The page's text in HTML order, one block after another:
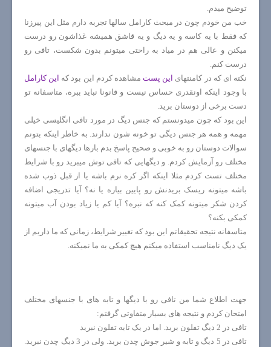
توضیح میدم.
خب من خودم چون در مبحث کارامل سالها تجربه دارم مثل این پیرزنا
که فقط با یه کاسه و یه دیگ و یه قاشق همیشه غذاشون رو درست
میکنن و عالی هم در میاد به راحتی میتونم بدون شکست، تافی رو
درست کنم.
نکته ای که در کامنتهای این پست مشاهده کردم این بود که این کارامل
با وجود اینکه اونقدری حساس نیست و قانونا نباید ببره، متاسفانه تو
دست برخی از دوستان برید.
این بود که چون میدونستم که جنس دیگ در مورد تافی انگلیسی خیلی
مهمه و همه هر جنس دیگی تو خونه شون ندارند. به خاطر اینکه بتونم
سوالات دوستان رو به خوبی و صحیح پاسخ بدم بارها دیگهای با جنسهای
مختلف رو آزمایش کردم. و دیگهایی که تافی توش میبرید رو با شرایط
مختلف تست کردم مثلا اینکه اگر کره نرم باشه یا از قبل ذوب شده
باشه میتونه ریسک بریدنش رو پایین بیاره یا نه؟ آیا تدریجی اضافه
کردن شکر میتونه کمک کنه که نبره؟ آیا کم یا زیاد بودن آب میتونه
کمکی بکنه؟
متاسفانه نتیجه تحقیقاتم این بود که تغییر شرایط، زمانی که ما داریم از
یک دیگ نامناسب استفاده میکنم هیچ کمکی به ما نمیکنه.
جهت اطلاع شما من تافی رو با دیگها و تابه های با جنسهای مختلف
امتحان کردم و نتیجه های بسیار متفاوتی گرفتم:
تافی در 2 دیگ تفلون برید. اما در یک تابه تفلون نبرید
تافی در 5 دیگ و تابه و شیر جوش چدن برید. ولی در 3 دیگ چدن نبرید.